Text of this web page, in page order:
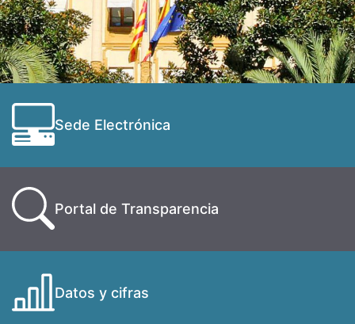
Sede Electrónica
Portal de Transparencia
Datos y cifras